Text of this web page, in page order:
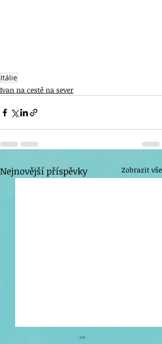
Itálie
Ivan na cestě na sever
Nejnovější příspěvky Zobrazit vše